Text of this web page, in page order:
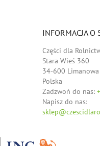
INFORMACJA O
Części dla
Stara Wieś 360
34-600 Limanowa
Polska
Zadzwoń do nas:
Napisz do nas: